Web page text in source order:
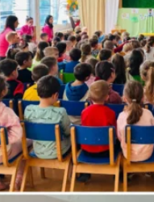
ТИМОВИ НА
СПАСИТЕЛНА
ПРОЕКТИ – ПОДГОТВЕНОСТ И
ОДНОСИ СО
ИСТРАЖУВАЊЕ НА
МЕЃУНАРОДНА
ДОГОВОРИ